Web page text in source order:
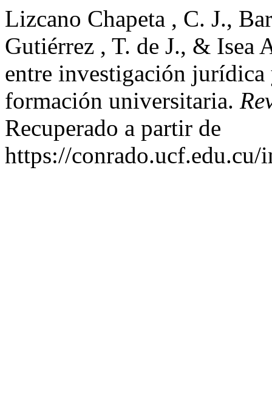
Lizcano Chapeta , C. J.,
Gutiérrez , T. de J., & Isea
entre investigación
formación universitaria.
Recuperado a partir de
https://